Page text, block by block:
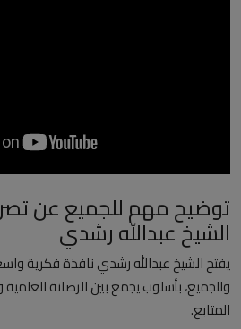
توضيح مهم للجميع عن
الشيخ عبدالله رشدي
يفتح الشيخ عبدالله رشدي نافذة فكرية
وللجميع، بأسلوب يجمع بين الرصانة
المتابع.